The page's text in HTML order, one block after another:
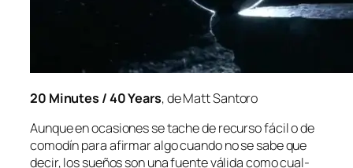
20 Minutes / 40 Years, de Matt Santoro
Aunque en oca­sio­nes se ta­che de re­cur­so fá­cil o de
co­mo­dín pa­ra afir­mar al­go cuan­do no se sa­be que
de­cir, los sue­ños son una fuen­te vá­li­da co­mo cual­